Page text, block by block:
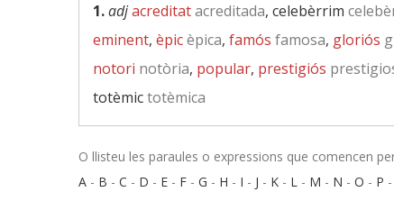
1.adjacreditatacreditada, celebèrrim
eminent, èpicèpica, famós famosa, gloriós
notori notòria, popular, prestigiós
totèmictotèmica
O llisteu les paraules o expressions que comencen
A - B - C - D - E - F - G - H - I - J - K - L - M - N - O - P -